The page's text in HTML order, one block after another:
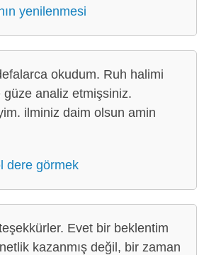
yenilenmesi
okudum. Ruh halimi
analiz etmişsiniz.
ilminiz daim olsun amin
dere görmek
Evet bir beklentim
kazanmış değil, bir zaman